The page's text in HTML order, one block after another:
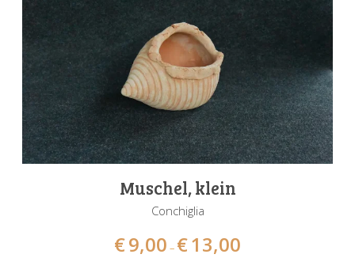
Muschel, klein
Conchiglia
€9,00 – €13,00